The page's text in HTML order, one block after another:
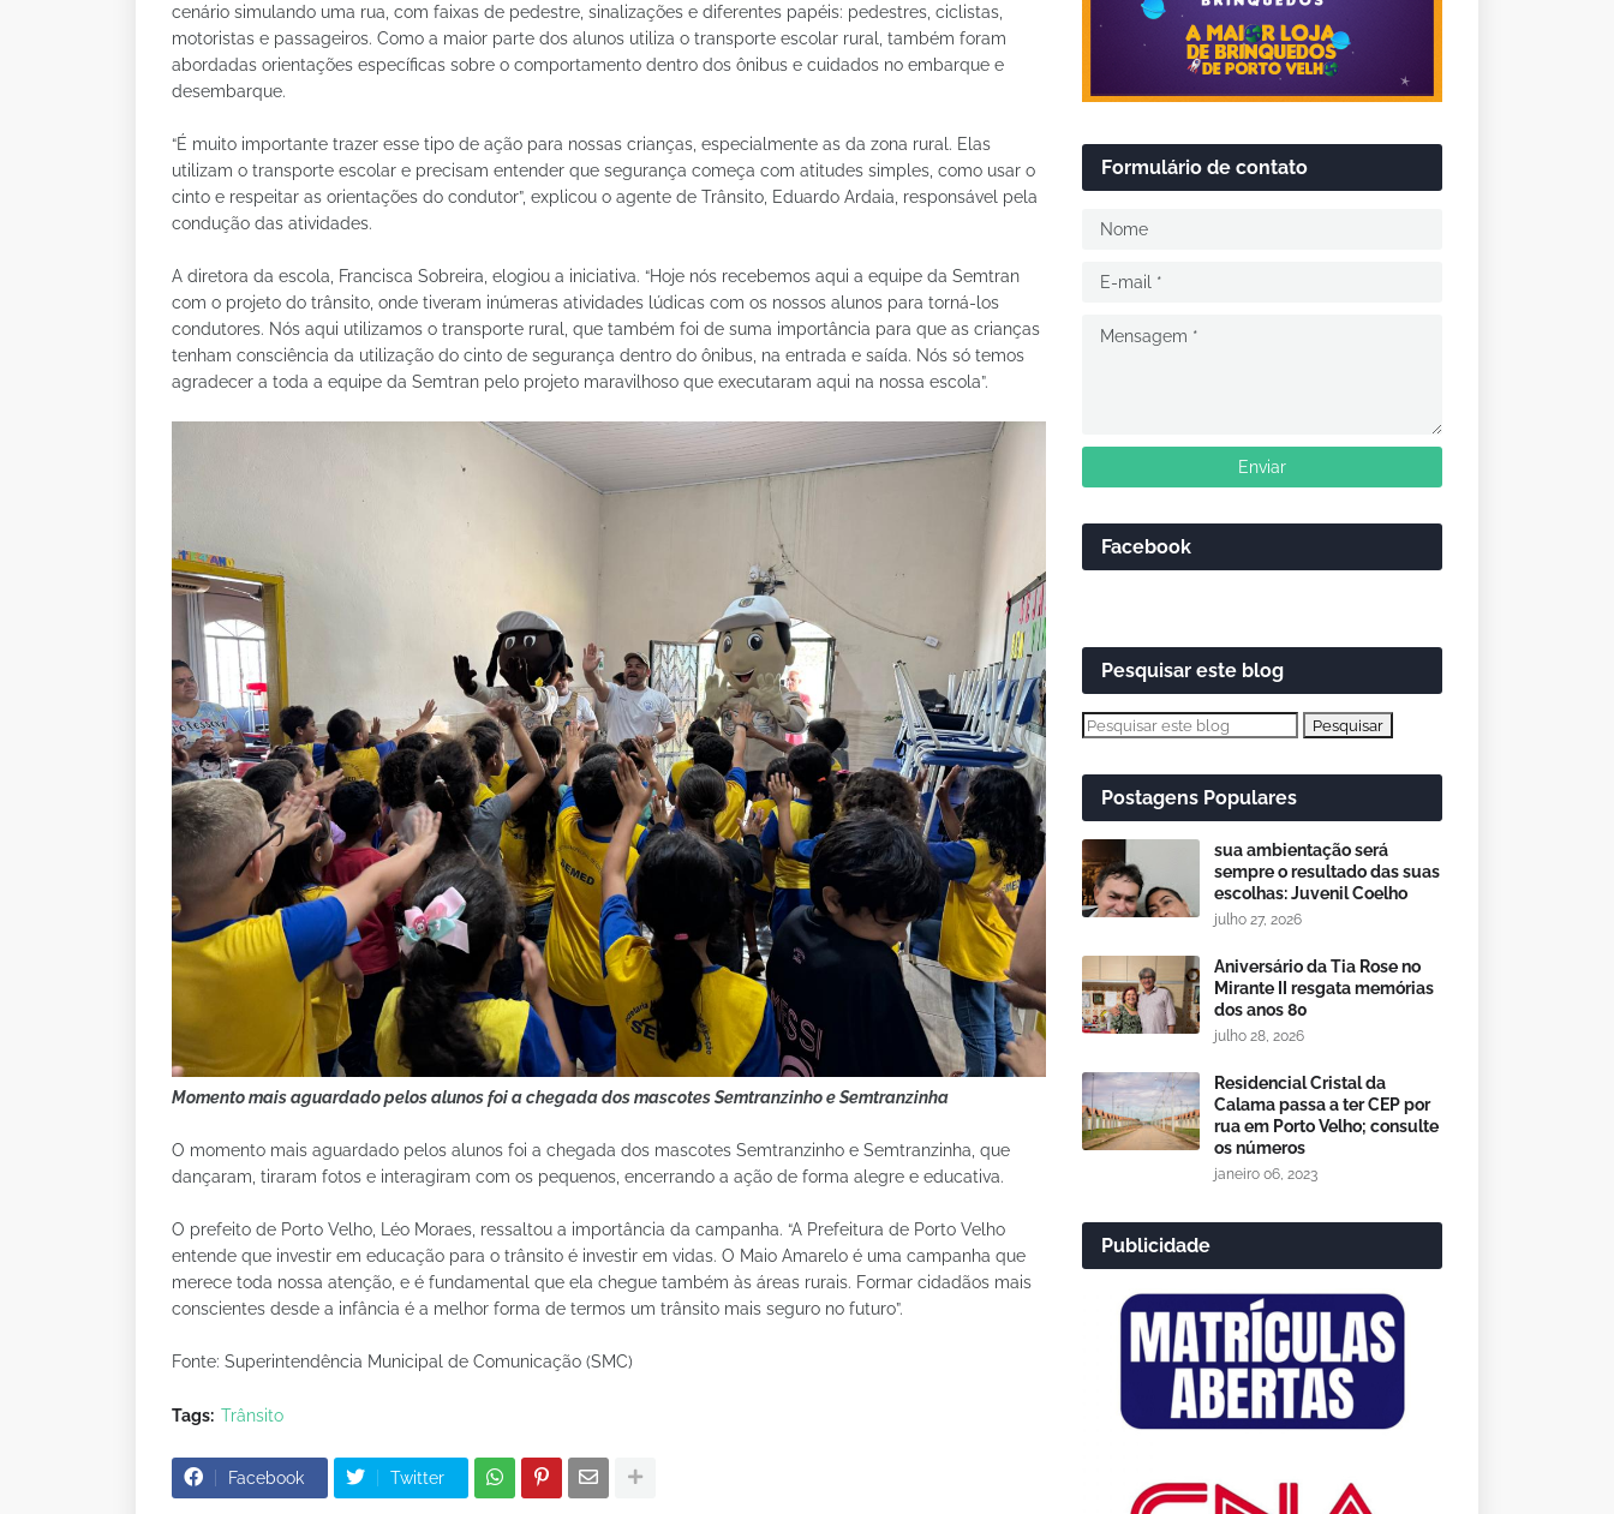
cenário simulando uma rua, com faixas de pedestre, sinalizações e diferentes papéis: pedestres, ciclistas,
motoristas e passageiros. Como a maior parte dos alunos utiliza o transporte escolar rural, também foram
abordadas orientações específicas sobre o comportamento dentro dos ônibus e cuidados no embarque e
desembarque.
“É muito importante trazer esse tipo de ação para nossas crianças, especialmente as da zona rural. Elas
utilizam o transporte escolar e precisam entender que segurança começa com atitudes simples, como usar o
cinto e respeitar as orientações do condutor”, explicou o agente de Trânsito, Eduardo Ardaia, responsável pela
condução das atividades.
A diretora da escola, Francisca Sobreira, elogiou a iniciativa. “Hoje nós recebemos aqui a equipe da Semtran
com o projeto do trânsito, onde tiveram inúmeras atividades lúdicas com os nossos alunos para torná-los
condutores. Nós aqui utilizamos o transporte rural, que também foi de suma importância para que as crianças
tenham consciência da utilização do cinto de segurança dentro do ônibus, na entrada e saída. Nós só temos
agradecer a toda a equipe da Semtran pelo projeto maravilhoso que executaram aqui na nossa escola”.
Momento mais aguardado pelos alunos foi a chegada dos mascotes Semtranzinho e Semtranzinha
O momento mais aguardado pelos alunos foi a chegada dos mascotes Semtranzinho e Semtranzinha, que
dançaram, tiraram fotos e interagiram com os pequenos, encerrando a ação de forma alegre e educativa.
O prefeito de Porto Velho, Léo Moraes, ressaltou a importância da campanha. “A Prefeitura de Porto Velho
entende que investir em educação para o trânsito é investir em vidas. O Maio Amarelo é uma campanha que
merece toda nossa atenção, e é fundamental que ela chegue também às áreas rurais. Formar cidadãos mais
conscientes desde a infância é a melhor forma de termos um trânsito mais seguro no futuro”.
Fonte: Superintendência Municipal de Comunicação (SMC)
Tags: Trânsito
Facebook Twitter
Formulário de contato
Facebook
Pesquisar este blog
Postagens Populares
sua ambientação será
sempre o resultado das suas
escolhas: Juvenil Coelho
julho 27, 2026
Aniversário da Tia Rose no
Mirante II resgata memórias
dos anos 80
julho 28, 2026
Residencial Cristal da
Calama passa a ter CEP por
rua em Porto Velho; consulte
os números
janeiro 06, 2023
Publicidade